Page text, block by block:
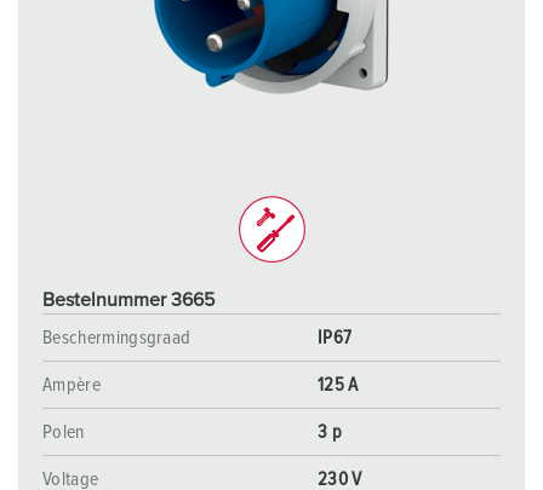
Bestelnummer 3665
Beschermingsgraad
IP67
Ampère 125 A
Polen 3 p
Voltage 230 V